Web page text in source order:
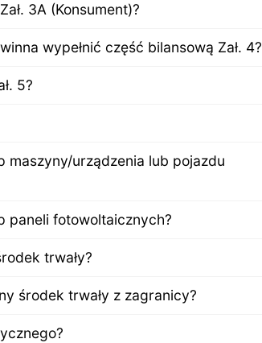
3A (Konsument)?
wypełnić część bilansową Zał. 4?
5?
maszyny/urządzenia lub pojazdu
paneli fotowoltaicznych?
trwały?
środek trwały z zagranicy?